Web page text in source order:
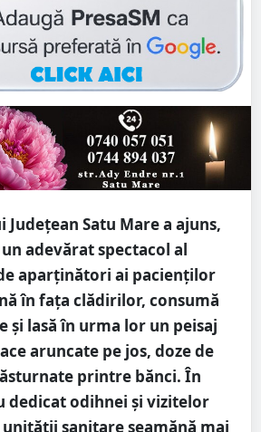
Județean Satu Mare a ajuns,
adevărat spectacol al
aparținători ai pacienților
în fața clădirilor, consumă
și lasă în urma lor un peisaj
aruncate pe jos, doze de
printre bănci. În
dedicat odihnei și vizitelor
sanitare seamănă mai